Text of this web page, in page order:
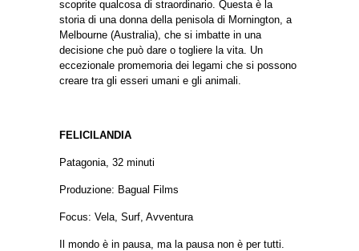
scoprite qualcosa di straordinario. Questa è la
storia di una donna della penisola di Mornington, a
Melbourne (Australia), che si imbatte in una
decisione che può dare o togliere la vita. Un
eccezionale promemoria dei legami che si possono
creare tra gli esseri umani e gli animali.
FELICILANDIA
Patagonia, 32 minuti
Produzione: Bagual Films
Focus: Vela, Surf, Avventura
Il mondo è in pausa, ma la pausa non è per tutti.